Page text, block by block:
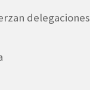
delegaciones